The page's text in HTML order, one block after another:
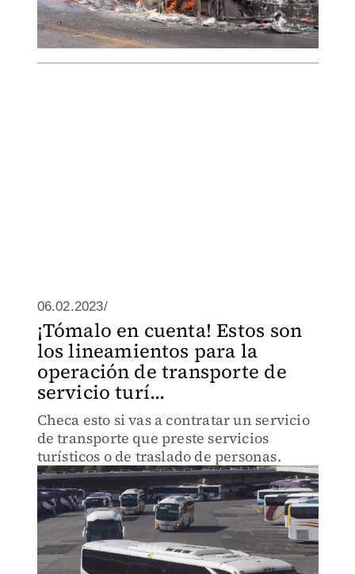
06.02.2023/
¡Tómalo en cuenta! Estos son
los lineamientos para la
operación de transporte de
servicio turí...
Checa esto si vas a contratar un servicio
de transporte que preste servicios
turísticos o de traslado de personas.